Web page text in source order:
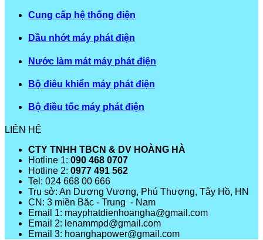
Cung cấp hệ thống điện
Dầu nhớt máy phát điện
Nước làm mát máy phát điện
Bộ điêu khiển máy phát điện
Bộ điều tốc máy phát điện
LIÊN HỆ
CTY TNHH TBCN & DV HOÀNG HÀ
Hotline 1: 090 468 0707
Hotline 2: 0977 491 562
Tel: 024 668 00 666
Trụ sở: An Dương Vương, Phú Thượng, Tây Hồ, HN
CN: 3 miền Băc - Trung - Nam
Email 1: mayphatdienhoangha@gmail.com
Email 2: lenammpd@gmail.com
Email 3: hoanghapower@gmail.com